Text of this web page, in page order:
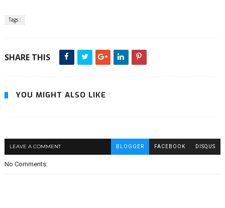
Tags :
SHARE THIS
YOU MIGHT ALSO LIKE
LEAVE A COMMENT BLOGGER FACEBOOK DISQUS
No Comments: